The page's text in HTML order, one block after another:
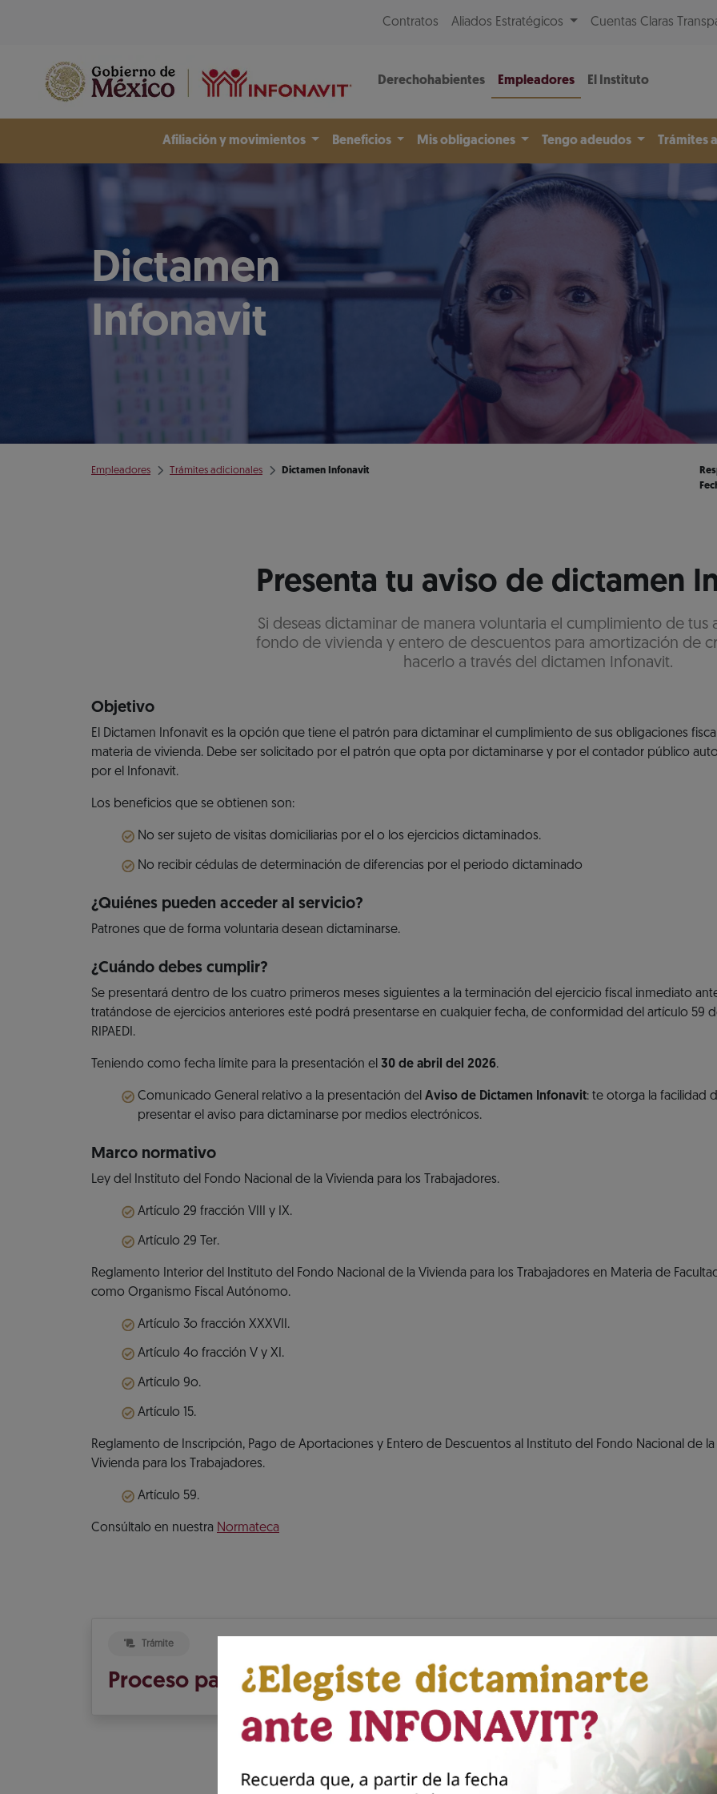
Contratos Aliados Estratégicos Cuentas Claras
Derechohabientes Empleadores El Instituto
Afiliación y movimientos Beneficios Mis obligaciones Tengo adeudos Trámites
Dictamen
Infonavit
Empleadores Trámites adicionales Dictamen Infonavit
Presenta tu aviso de dictamen
Si deseas dictaminar de manera voluntaria el cumplimiento de tus
fondo de vivienda y entero de descuentos para amortización de
hacerlo a través del dictamen Infonavit.
Objetivo
El Dictamen Infonavit es la opción que tiene el patrón para dictaminar el cumplimiento de sus obligaciones
materia de vivienda. Debe ser solicitado por el patrón que opta por dictaminarse y por el contador público
por el Infonavit.
Los beneficios que se obtienen son:
No ser sujeto de visitas domiciliarias por el o los ejercicios dictaminados.
No recibir cédulas de determinación de diferencias por el periodo dictaminado
¿Quiénes pueden acceder al servicio?
Patrones que de forma voluntaria desean dictaminarse.
¿Cuándo debes cumplir?
Se presentará dentro de los cuatro primeros meses siguientes a la terminación del ejercicio fiscal inmediato
tratándose de ejercicios anteriores esté podrá presentarse en cualquier fecha, de conformidad del artículo 59
RIPAEDI.
Teniendo como fecha límite para la presentación el 30 de abril del 2026.
Comunicado General relativo a la presentación del Aviso de Dictamen Infonavit: te otorga la facilidad
presentar el aviso para dictaminarse por medios electrónicos.
Marco normativo
Ley del Instituto del Fondo Nacional de la Vivienda para los Trabajadores.
Artículo 29 fracción VIII y IX.
Artículo 29 Ter.
Reglamento Interior del Instituto del Fondo Nacional de la Vivienda para los Trabajadores en Materia de
como Organismo Fiscal Autónomo.
Artículo 3o fracción XXXVII.
Artículo 4o fracción V y XI.
Artículo 9o.
Artículo 15.
Reglamento de Inscripción, Pago de Aportaciones y Entero de Descuentos al Instituto del Fondo Nacional de la
Vivienda para los Trabajadores.
Artículo 59.
Consúltalo en nuestra Normateca
Trámite
Proceso para presentar tu Aviso de Dictamen INFONAVIT
Presenta tu dictamen